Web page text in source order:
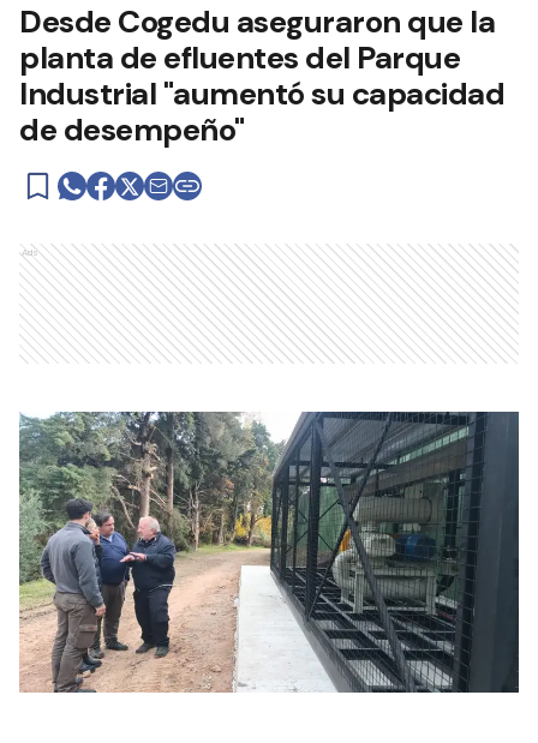
Desde Cogedu aseguraron que la
planta de efluentes del Parque
Industrial "aumentó su capacidad
de desempeño"
Ads